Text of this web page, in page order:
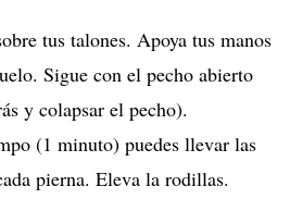
tus talones. Apoya tus manos
Sigue con el pecho abierto
y colapsar el pecho).
(1 minuto) puedes llevar las
pierna. Eleva la rodillas.